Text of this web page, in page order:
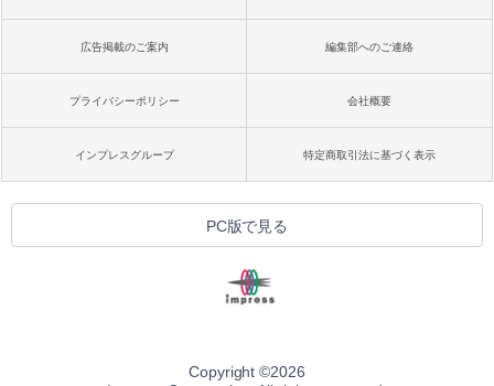
広告掲載のご案内 編集部へのご連絡
プライバシーポリシー 会社概要
インプレスグループ 特定商取引法に基づく表示
PC版で見る
Copyright ©2026